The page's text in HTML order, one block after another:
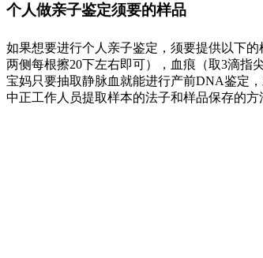
个人做亲子鉴定须要的样品
如果想要进行个人亲子鉴定，须要提供以下
两侧每根擦20下左右即可），血痕（取3滴指
宝妈只要抽取静脉血就能进行产前DNA鉴定
中正工作人员提取样本的法子和样品保存的方